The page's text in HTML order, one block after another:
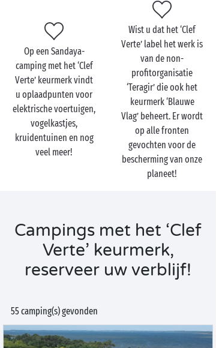
Op een Sandaya-
camping met het ‘Clef
Verte’ keurmerk vindt
u oplaadpunten voor
elektrische voertuigen,
vogelkastjes,
kruidentuinen en nog
veel meer!
Wist u dat het ‘Clef
Verte’ label het werk is
van de non-
profitorganisatie
‘Teragir’ die ook het
keurmerk ‘Blauwe
Vlag’ beheert. Er wordt
op alle fronten
gevochten voor de
bescherming van onze
planeet!
Campings met het ‘Clef
Verte’ keurmerk,
reserveer uw verblijf!
55 camping(s) gevonden